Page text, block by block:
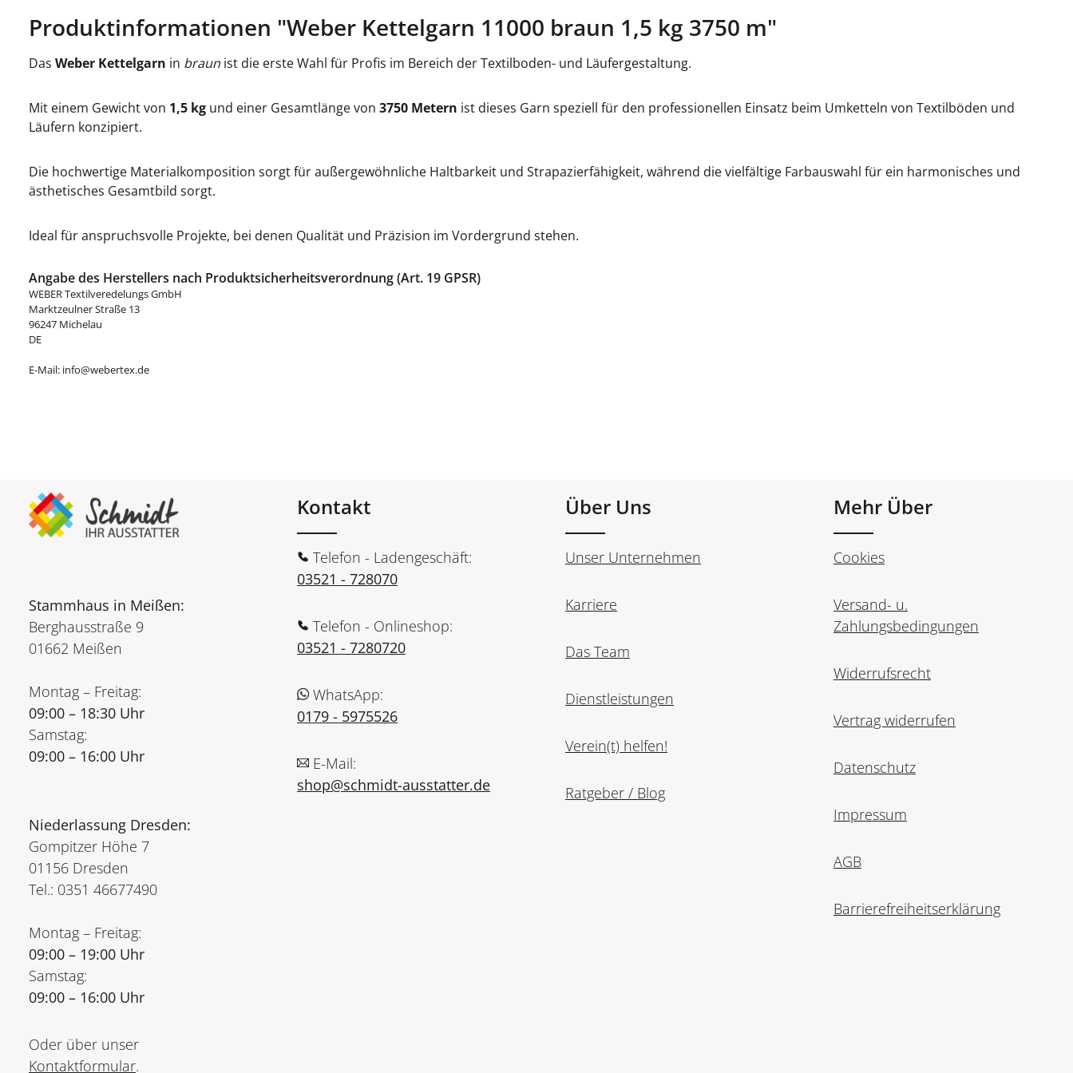
Produktinformationen "Weber Kettelgarn 11000 braun 1,5 kg 3750 m"
Das Weber Kettelgarn in braun ist die erste Wahl für Profis im Bereich der Textilboden- und Läufergestaltung.
Mit einem Gewicht von 1,5 kg und einer Gesamtlänge von 3750 Metern ist dieses Garn speziell für den professionellen Einsatz beim Umketteln von Textilböden und
Läufern konzipiert.
Die hochwertige Materialkomposition sorgt für außergewöhnliche Haltbarkeit und Strapazierfähigkeit, während die vielfältige Farbauswahl für ein harmonisches und
ästhetisches Gesamtbild sorgt.
Ideal für anspruchsvolle Projekte, bei denen Qualität und Präzision im Vordergrund stehen.
Angabe des Herstellers nach Produktsicherheitsverordnung (Art. 19 GPSR)
WEBER Textilveredelungs GmbH
Marktzeulner Straße 13
96247 Michelau
DE
E-Mail: info@webertex.de
Stammhaus in Meißen:
Berghausstraße 9
01662 Meißen
Montag – Freitag:
09:00 – 18:30 Uhr
Samstag:
09:00 – 16:00 Uhr
Niederlassung Dresden:
Gompitzer Höhe 7
01156 Dresden
Tel.: 0351 46677490
Montag – Freitag:
09:00 – 19:00 Uhr
Samstag:
09:00 – 16:00 Uhr
Oder über unser
Kontaktformular.
Kontakt
Telefon - Ladengeschäft:
03521 - 728070
Telefon - Onlineshop:
03521 - 7280720
WhatsApp:
0179 - 5975526
E-Mail:
shop@schmidt-ausstatter.de
Über Uns
Unser Unternehmen
Karriere
Das Team
Dienstleistungen
Verein(t) helfen!
Ratgeber / Blog
Mehr Über
Cookies
Versand- u.
Zahlungsbedingungen
Widerrufsrecht
Vertrag widerrufen
Datenschutz
Impressum
AGB
Barrierefreiheitserklärung